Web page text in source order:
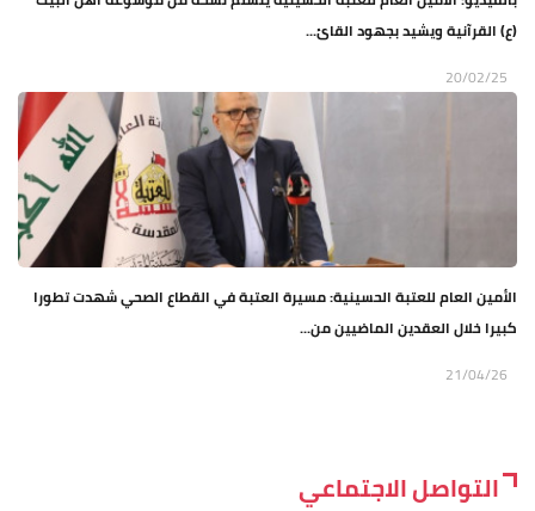
(ع) القرآنية ويشيد بجهود القائ...
20/02/25
الأمين العام للعتبة الحسينية: مسيرة العتبة في القطاع الصحي شهدت تطورا
كبيرا خلال العقدين الماضيين من...
21/04/26
التواصل الاجتماعي